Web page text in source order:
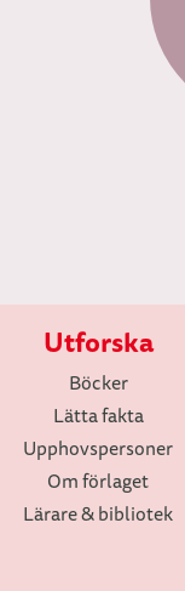
Utforska
Böcker
Lätta fakta
Upphovspersoner
Om förlaget
Lärare & bibliotek